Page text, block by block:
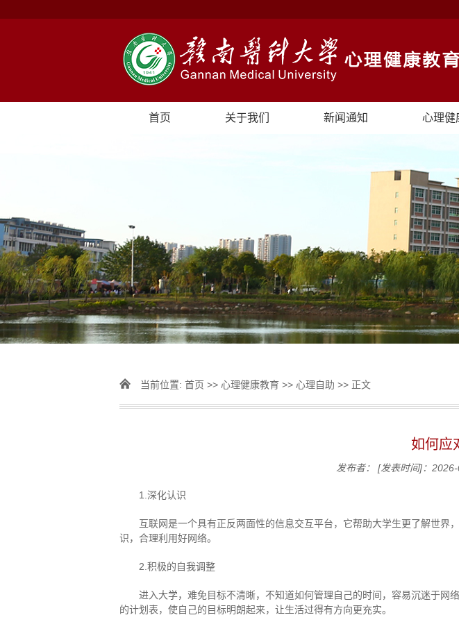
首页 关于我们 新闻通知 心理健
当前位置: 首页 >> 心理健康教育 >> 心理自助 >> 正文
如何应
发布者： [发表时间]：
1.深化认识
互联网是一个具有正反两面性的信息交互平台，它帮助大学生更了解世界
识，合理利用好网络。
2.积极的自我调整
进入大学，难免目标不清晰，不知道如何管理自己的时间，容易沉迷于网
的计划表，使自己的目标明朗起来，让生活过得有方向更充实。